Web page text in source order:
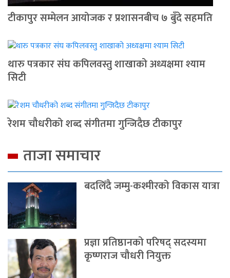
टीकापुर सम्मेलन आयोजक र प्रशासनबीच ७ बुँदे सहमति
थारु पत्रकार संघ कपिलवस्तु शाखाको अध्यक्षमा श्याम
सिटी
रेशम चौधरीको शब्द संगीतमा गुन्जिदैछ टीकापुर
ताजा समाचार
बदलिँदै जम्मु-कश्मीरको विकास यात्रा
प्रज्ञा प्रतिष्ठानको परिषद् सदस्यमा
कृष्णराज चौधरी नियुक्त